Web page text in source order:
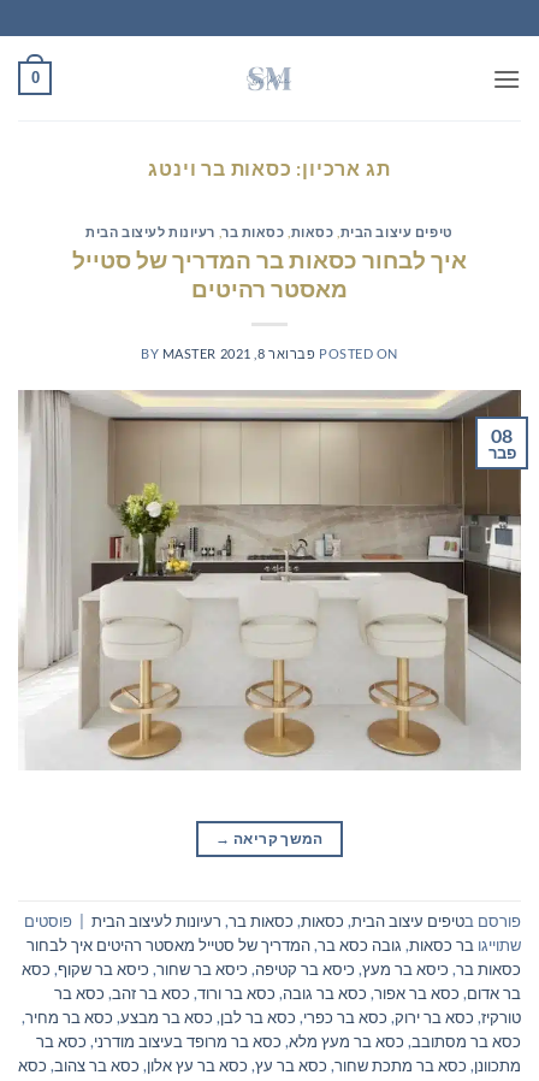
to
content
0
תג ארכיון: כסאות בר וינטג
טיפים עיצוב הבית כסאות כסאות בר, רעיונות לעיצוב הבית
איך לבחור כסאות בר המדריך של סטייל
מאסטר רהיטים
POSTED ON פברואר 8, 2021 BY MASTER
08
פבר
המשך קריאה →
פורסם בטיפים עיצוב הבית, כסאות, כסאות בר, רעיונות לעיצוב הבית
פוסטים
שתוייגו בר כסאות, גובה כסא בר,המדריך של סטייל מאסטר רהיטים איך לבחור
כסאות בר, כיסא בר מעץ, כיסא בר קטיפה, כיסא בר שחור, כיסא בר שקוף, כסא
בר אדום, כסא בר אפור, כסא בר גובה, כסא בר ורוד, כסא בר זהב, כסא בר
טורקיז, כסא בר ירוק, כסא בר כפרי, כסא בר לבן, כסא בר מבצע, כסא בר מחיר,
כסא בר מסתובב, כסא בר מעץ מלא, כסא בר מרופד בעיצוב מודרני, כסא בר
מתכוונן, כסא בר מתכת שחור, כסא בר עץ, כסא בר עץ אלון, כסא בר צהוב, כסא